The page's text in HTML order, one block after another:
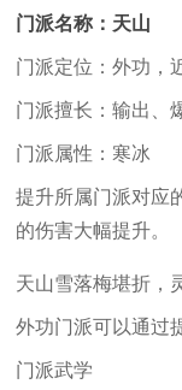
门派名称：天山
门派定位：外功，
门派擅长：输出、
门派属性：寒冰
提升所属门派对应
的伤害大幅提升。
天山雪落梅堪折，
外功门派可以通过
门派武学